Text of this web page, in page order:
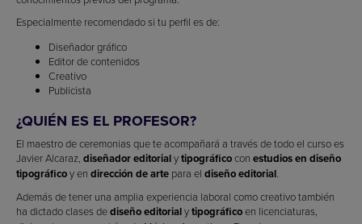
Especialmente recomendado si tu perfil es de:
Diseñador gráfico
Editor de contenidos
Creativo
Publicista
¿QUIÉN ES EL PROFESOR?
El maestro de ceremonias que te acompañará a través de todo el curso es
Javier Alcaraz, diseñador editorialytipográficocon estudios en diseño
tipográficoy en dirección de arte para el diseño editorial.
Además de tener una amplia experiencia laboral como creativo también
ha dictado clases dediseño editorialytipográficoen licenciaturas,